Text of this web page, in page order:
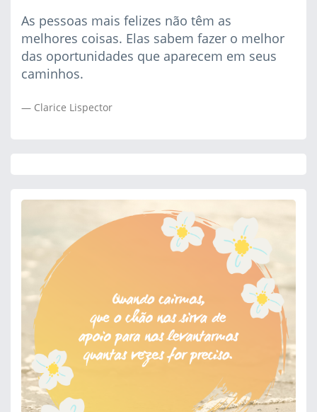
As pessoas mais felizes não têm as
melhores coisas. Elas sabem fazer o melhor
das oportunidades que aparecem em seus
caminhos.
Clarice Lispector